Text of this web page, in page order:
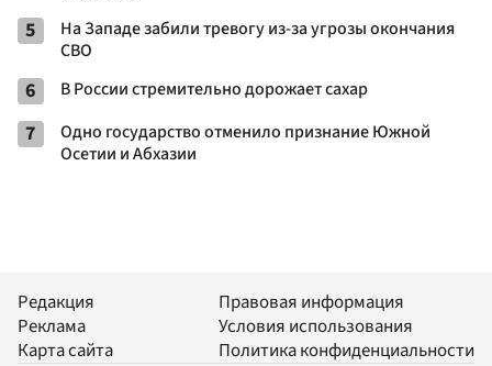
5
На Западе забили тревогу из-за угрозы окончания
СВО
6 В России стремительно дорожает сахар
7
Одно государство отменило признание Южной
Осетии и Абхазии
Редакция
Реклама
Карта сайта
Правовая информация
Условия использования
Политика конфиденциальности